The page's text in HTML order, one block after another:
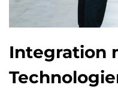
Integration